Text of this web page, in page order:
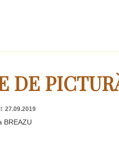
DE
27.09.2019
BREAZU